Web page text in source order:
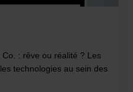
Co. : rêve ou réalité ? Les
technologies au sein des